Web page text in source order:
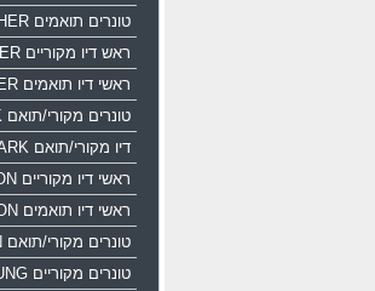
טונרים תואמים BROTHER
ראש דיו מקוריים BROTHER
ראשי דיו תואמים BROTHER
טונרים מקורי/תואם LEXMARK
דיו מקורי/תואם LEXMARK
ראשי דיו מקוריים EPSON
ראשי דיו תואמים EPSON
טונרים מקורי/תואם EPSON
טונרים מקוריים SAMSUNG